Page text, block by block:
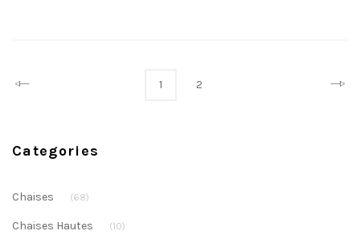
Prev 1 2 Next
Categories
Chaises (68)
Chaises Hautes (10)